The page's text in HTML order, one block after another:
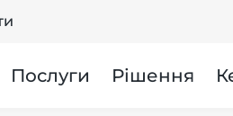
Послуги Рішення